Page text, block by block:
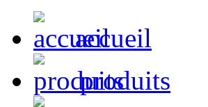
accueil
produits